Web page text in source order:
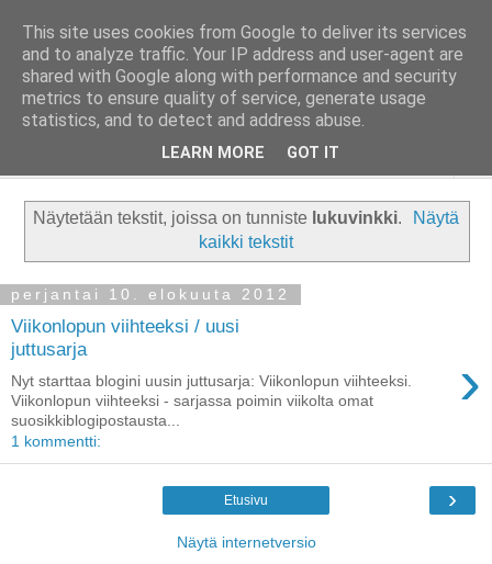
Taloja ja Toiveita
[ Sisustaa ] [ Remontoi ] [ Tuunaa ] [ Haaveilee ] [ Reissaa ]
Näytetään tekstit, joissa on tunniste lukuvinkki.
Näytä
kaikki tekstit
perjantai 10. elokuuta 2012
Viikonlopun viihteeksi / uusi
juttusarja
›
Nyt starttaa blogini uusin juttusarja: Viikonlopun viihteeksi.
Viikonlopun viihteeksi - sarjassa poimin viikolta omat
suosikkiblogipostausta...
1 kommentti:
›
Etusivu
Näytä internetversio
This site uses cookies from Google to deliver its services
and to analyze traffic. Your IP address and user-agent are
shared with Google along with performance and security
metrics to ensure quality of service, generate usage
statistics, and to detect and address abuse.
LEARN MORE GOT IT